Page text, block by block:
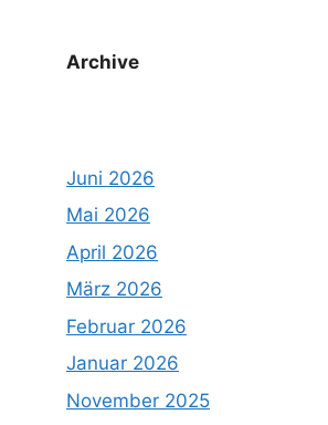
Archive
Juni 2026
Mai 2026
April 2026
März 2026
Februar 2026
Januar 2026
November 2025